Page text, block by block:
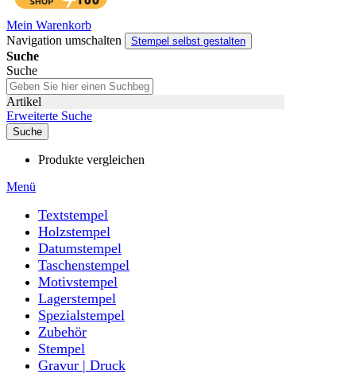
Mein Warenkorb
Navigation umschalten
Stempel selbst gestalten
Suche
Suche
Artikel
Erweiterte Suche
Suche
Produkte vergleichen
Menü
Textstempel
Holzstempel
Datumstempel
Taschenstempel
Motivstempel
Lagerstempel
Spezialstempel
Zubehör
Stempel
Gravur | Druck